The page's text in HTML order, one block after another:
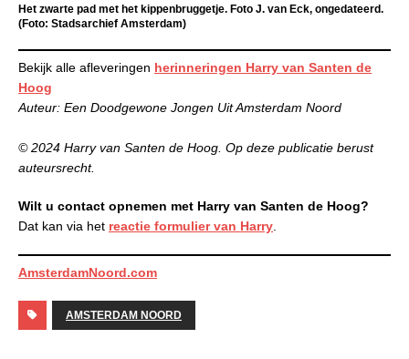
Het zwarte pad met het kippenbruggetje. Foto J. van Eck, ongedateerd.
(Foto: Stadsarchief Amsterdam)
Bekijk alle afleveringen herinneringen Harry van Santen de
Hoog
Auteur: Een Doodgewone Jongen Uit Amsterdam Noord
© 2024 Harry van Santen de Hoog. Op deze publicatie berust
auteursrecht.
Wilt u contact opnemen met Harry van Santen de Hoog?
Dat kan via het reactie formulier van Harry.
AmsterdamNoord.com
AMSTERDAM NOORD